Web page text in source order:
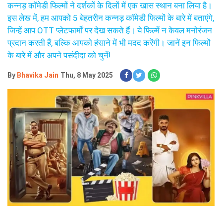
कन्नड़ कॉमेडी फिल्मों ने दर्शकों के दिलों में एक खास स्थान बना लिया है।
इस लेख में, हम आपको 5 बेहतरीन कन्नड़ कॉमेडी फिल्मों के बारे में बताएंगे,
जिन्हें आप OTT प्लेटफार्मों पर देख सकते हैं। ये फिल्में न केवल मनोरंजन
प्रदान करती हैं, बल्कि आपको हंसाने में भी मदद करेंगी। जानें इन फिल्मों
के बारे में और अपने पसंदीदा को चुनें!
By Bhavika Jain Thu, 8 May 2025